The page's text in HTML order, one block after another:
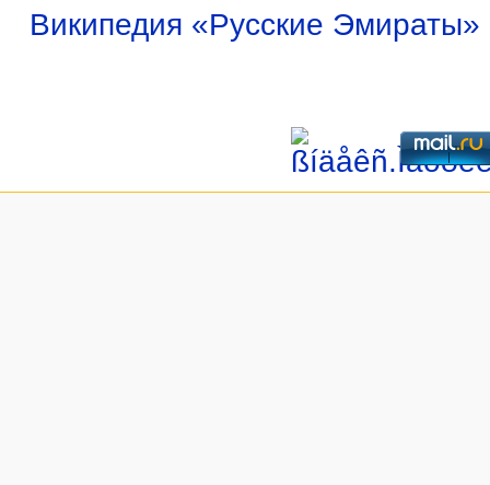
Википедия «Русские Эмираты»